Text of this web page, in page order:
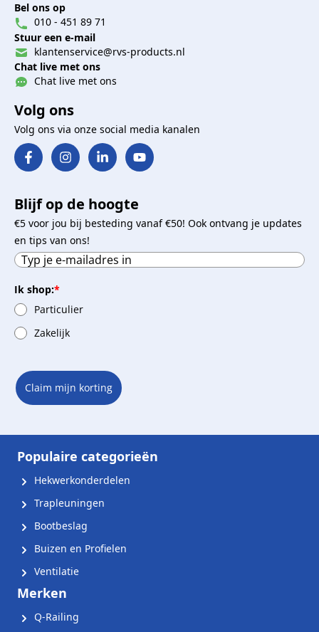
Bel ons op
010 - 451 89 71
Stuur een e-mail
klantenservice@rvs-products.nl
Chat live met ons
Chat live met ons
Volg ons
Volg ons via onze social media kanalen
Blijf op de hoogte
€5 voor jou bij besteding vanaf €50! Ook ontvang je updates
en tips van ons!
Ik shop:*
Particulier
Zakelijk
Claim mijn korting
Populaire categorieën
Hekwerkonderdelen
Trapleuningen
Bootbeslag
Buizen en Profielen
Ventilatie
Merken
Q-Railing